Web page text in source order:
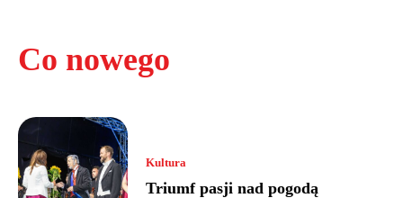
Co nowego
Kultura
Triumf pasji nad pogodą